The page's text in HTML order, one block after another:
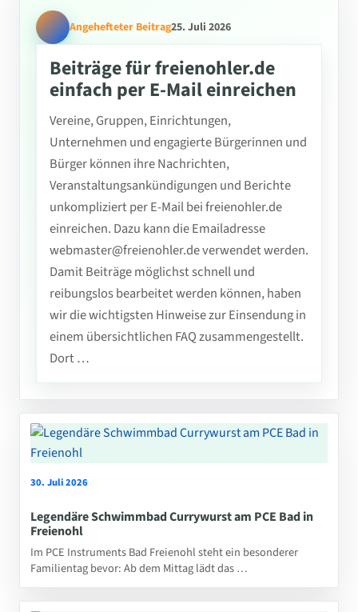
Angehefteter Beitrag25. Juli 2026
Beiträge für freienohler.de
einfach per E-Mail einreichen
Vereine, Gruppen, Einrichtungen,
Unternehmen und engagierte Bürgerinnen und
Bürger können ihre Nachrichten,
Veranstaltungsankündigungen und Berichte
unkompliziert per E-Mail bei freienohler.de
einreichen. Dazu kann die Emailadresse
webmaster@freienohler.de verwendet werden.
Damit Beiträge möglichst schnell und
reibungslos bearbeitet werden können, haben
wir die wichtigsten Hinweise zur Einsendung in
einem übersichtlichen FAQ zusammengestellt.
Dort …
30. Juli 2026
Legendäre Schwimmbad Currywurst am PCE Bad in
Freienohl
Im PCE Instruments Bad Freienohl steht ein besonderer
Familientag bevor: Ab dem Mittag lädt das …